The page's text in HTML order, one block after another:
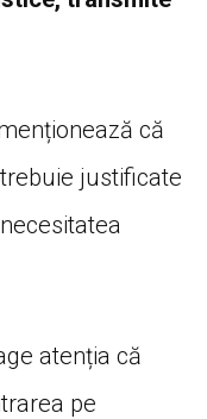
că
justificate
atenția că
pe